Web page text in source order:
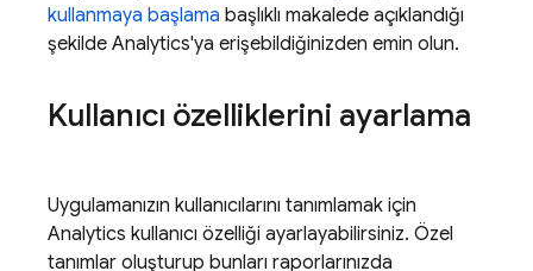
kullanmaya başlama başlıklı makalede açıklandığı
şekilde Analytics'ya erişebildiğinizden emin olun.
Kullanıcı özelliklerini ayarlama
Uygulamanızın kullanıcılarını tanımlamak için
Analytics kullanıcı özelliği ayarlayabilirsiniz. Özel
tanımlar oluşturup bunları raporlarınızda